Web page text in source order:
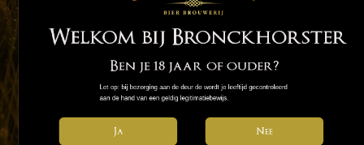
Welkom bij Bronckhorster
Ben je 18 jaar of ouder?
Ja Nee
Let op: bij bezorging aan de deur de wordt je leeftijd gecontroleerd
aan de hand van een geldig legitimatiebewijs.